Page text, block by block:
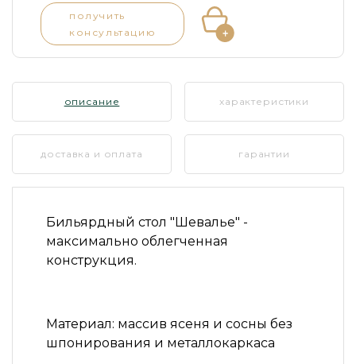
получить
консультацию
описание характеристики
доставка и оплата гарантии
Бильярдный стол "Шевалье" -
максимально облегченная
конструкция.
Материал: массив ясеня и сосны без
шпонирования и металлокаркаса